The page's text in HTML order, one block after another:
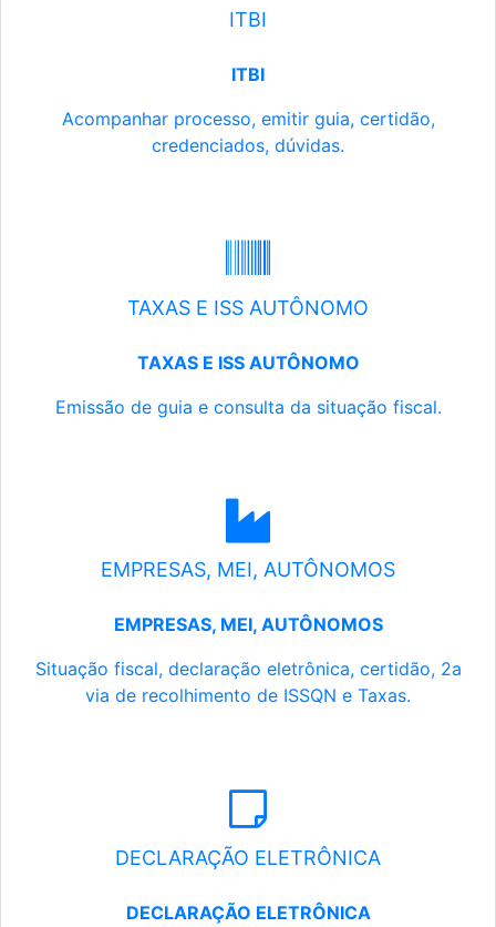
ITBI
ITBI
Acompanhar processo, emitir guia, certidão,
credenciados, dúvidas.
TAXAS E ISS AUTÔNOMO
TAXAS E ISS AUTÔNOMO
Emissão de guia e consulta da situação fiscal.
EMPRESAS, MEI, AUTÔNOMOS
EMPRESAS, MEI, AUTÔNOMOS
Situação fiscal, declaração eletrônica, certidão, 2a
via de recolhimento de ISSQN e Taxas.
DECLARAÇÃO ELETRÔNICA
DECLARAÇÃO ELETRÔNICA